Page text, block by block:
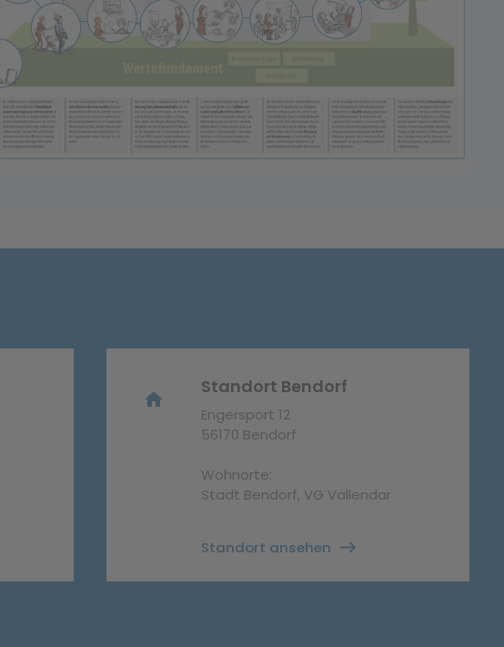
home
Standort Bendorf
Engersport 12
56170 Bendorf
Wohnorte:
Stadt Bendorf, VG Vallendar
Standort ansehen east